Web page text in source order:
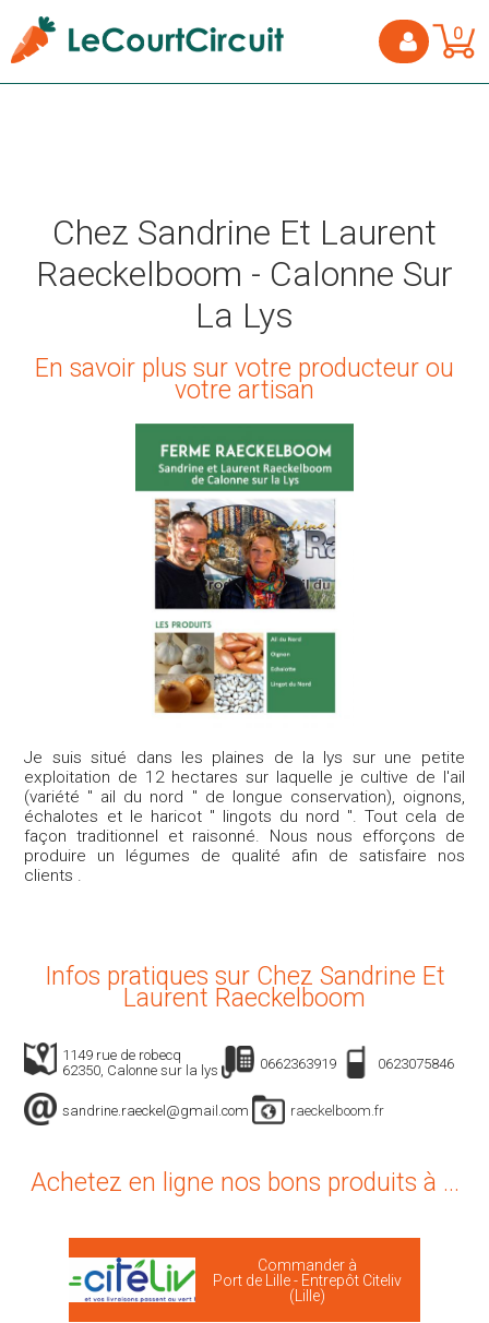
0
Chez Sandrine Et Laurent
Raeckelboom - Calonne Sur
La Lys
En savoir plus sur votre producteur ou
votre artisan
Je suis situé dans les plaines de la lys sur une petite
exploitation de 12 hectares sur laquelle je cultive de l'ail
(variété " ail du nord " de longue conservation), oignons,
échalotes et le haricot " lingots du nord ". Tout cela de
façon traditionnel et raisonné. Nous nous efforçons de
produire un légumes de qualité afin de satisfaire nos
clients .
Infos pratiques sur Chez Sandrine Et
Laurent Raeckelboom
1149 rue de robecq
62350, Calonne sur la lys
0662363919 0623075846
sandrine.raeckel@gmail.com raeckelboom.fr
Achetez en ligne nos bons produits à ...
Commander à
Port de Lille - Entrepôt Citeliv
(Lille)